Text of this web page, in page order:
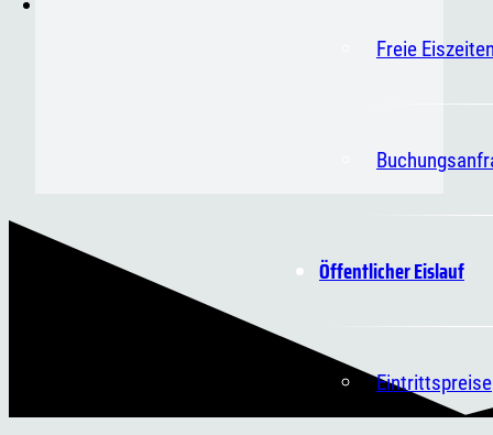
Freie Eiszeiten
Öffentlicher Eislauf
Eintrittspreise